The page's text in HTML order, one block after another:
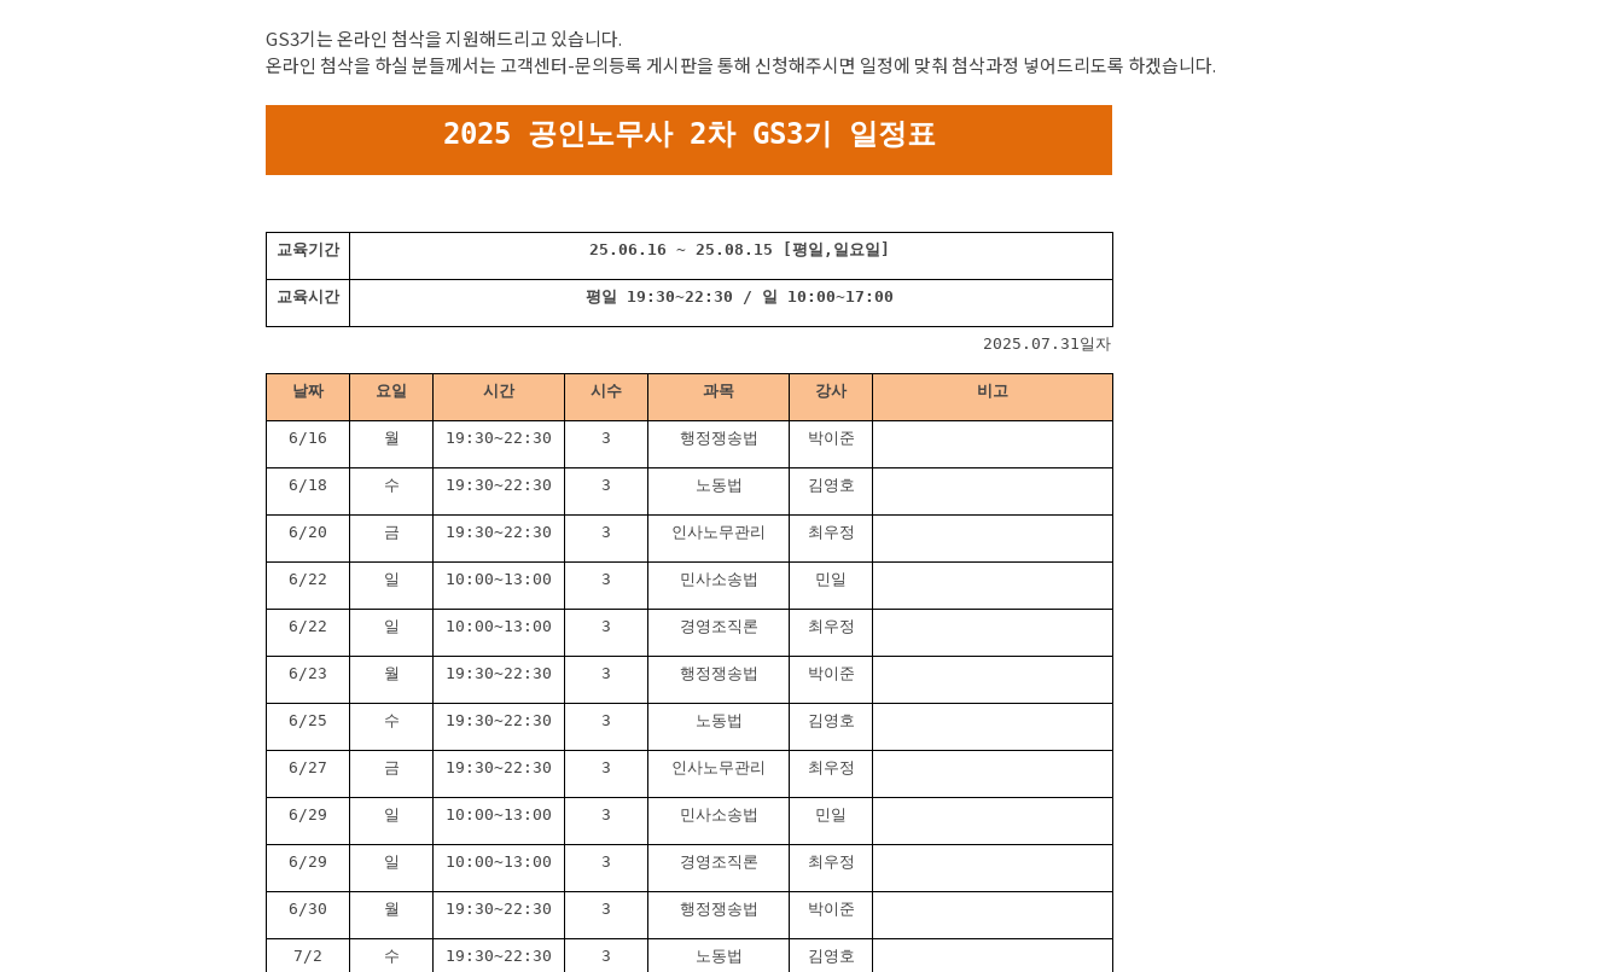
GS3기는 온라인 첨삭을 지원해드리고 있습니다.
온라인 첨삭을 하실 분들께서는 고객센터-문의등록 게시판을 통해 신청해주시면 일정에 맞춰 첨삭과정 넣어드리도록 하겠습니다.
2025 공인노무사 2차 GS3기 일정표
교육기간 25.06.16 ~ 25.08.15 [평일,일요일]
교육시간 평일 19:30~22:30 / 일 10:00~17:00
2025.07.31일자
날짜 요일 시간 시수 과목 강사 비고
6/16 월 19:30~22:30 3 행정쟁송법 박이준
6/18 수 19:30~22:30 3 노동법 김영호
6/20 금 19:30~22:30 3 인사노무관리 최우정
6/22 일 10:00~13:00 3 민사소송법 민일
6/22 일 10:00~13:00 3 경영조직론 최우정
6/23 월 19:30~22:30 3 행정쟁송법 박이준
6/25 수 19:30~22:30 3 노동법 김영호
6/27 금 19:30~22:30 3 인사노무관리 최우정
6/29 일 10:00~13:00 3 민사소송법 민일
6/29 일 10:00~13:00 3 경영조직론 최우정
6/30 월 19:30~22:30 3 행정쟁송법 박이준
7/2 수 19:30~22:30 3 노동법 김영호